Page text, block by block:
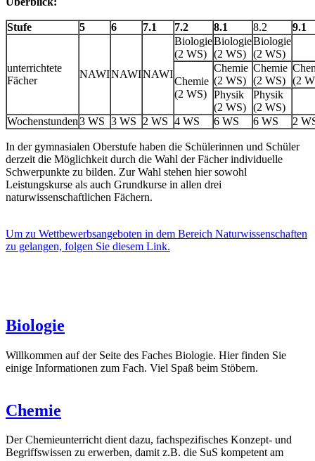
Stufe 5 6 7.1 7.2 8.1 8.2 9.1
unterrichtete
Fächer
NAWINAWINAWI
Biologie
(2 WS)
Biologie
(2 WS)
Biologie
(2 WS)
Chemie
(2 WS)
Chemie
(2 WS)
Chemie
(2 WS) (2
Physik
(2 WS)
Physik
(2 WS)
Wochenstunden3 WS 3 WS 2 WS 4 WS 6 WS 6 WS 2
In der gymnasialen Oberstufe haben die Schülerinnen und Schüler
derzeit die Möglichkeit durch die Wahl der Fächer individuelle
Schwerpunkte zu bilden. Zur Wahl stehen hier sowohl
Leistungskurse als auch Grundkurse in allen drei
naturwissenschaftlichen Fächern.
Um zu Wettbewerbsangeboten in dem Bereich Naturwissenschaften
zu gelangen, folgen Sie diesem Link.
Biologie
Willkommen auf der Seite des Faches Biologie. Hier finden Sie
einige Informationen zum Fach. Viel Spaß beim Stöbern.
Chemie
Der Chemieunterricht dient dazu, fachspezifisches Konzept- und
Begriffswissen zu erwerben, damit z.B. die SuS kompetent am